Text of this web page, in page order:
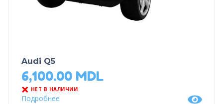
Audi Q5
6,100.00 MDL
НЕТ В НАЛИЧИИ
Подробнее